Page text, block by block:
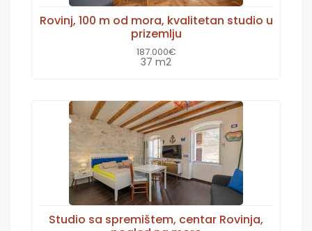
Rovinj, 100 m od mora, kvalitetan studio u
prizemlju
187.000€
37 m2
Studio sa spremištem, centar Rovinja,